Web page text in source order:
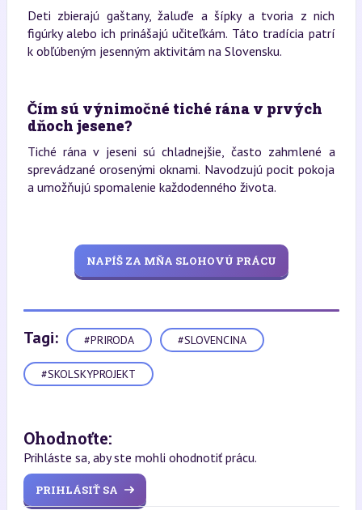
Deti zbierajú gaštany, žaluďe a šípky a tvoria z nich
figúrky alebo ich prinášajú učiteľkám. Táto tradícia patrí
k obľúbeným jesenným aktivitám na Slovensku.
Čím sú výnimočné tiché rána v prvých
dňoch jesene?
Tiché rána v jeseni sú chladnejšie, často zahmlené a
sprevádzané orosenými oknami. Navodzujú pocit pokoja
a umožňujú spomalenie každodenného života.
NAPÍŠ ZA MŇA SLOHOVÚ PRÁCU
Tagi: #PRIRODA #SLOVENCINA
#SKOLSKYPROJEKT
Ohodnoťte:
Prihláste sa, aby ste mohli ohodnotiť prácu.
PRIHLÁSIŤ SA